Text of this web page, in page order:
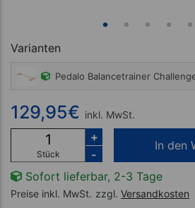
Varianten
129,95€ inkl. MwSt.
Stück
+
-
In den
Sofort lieferbar, 2-3 Tage
Preise inkl. MwSt. zzgl. Versandkosten